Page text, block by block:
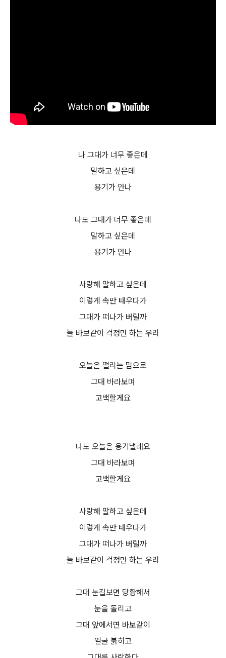
나 그대가 너무 좋은데
말하고 싶은데
용기가 안나
나도 그대가 너무 좋은데
말하고 싶은데
용기가 안나
사랑해 말하고 싶은데
이렇게 속만 태우다가
그대가 떠나가 버릴까
늘 바보같이 걱정만 하는 우리
오늘은 떨리는 맘으로
그대 바라보며
고백할게요
나도 오늘은 용기낼래요
그대 바라보며
고백할게요
사랑해 말하고 싶은데
이렇게 속만 태우다가
그대가 떠나가 버릴까
늘 바보같이 걱정만 하는 우리
그대 눈길보면 당황해서
눈을 돌리고
그대 앞에서면 바보같이
얼굴 붉히고